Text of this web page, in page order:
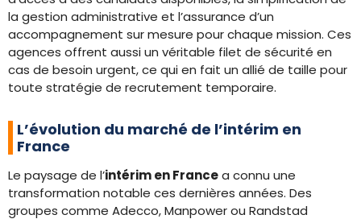
la gestion administrative et l’assurance d’un
accompagnement sur mesure pour chaque mission. Ces
agences offrent aussi un véritable filet de sécurité en
cas de besoin urgent, ce qui en fait un allié de taille pour
toute stratégie de recrutement temporaire.
L’évolution du marché de l’intérim en
France
Le paysage de l’intérim en Francea connu une
transformation notable ces dernières années. Des
groupes comme Adecco, Manpower ou Randstad